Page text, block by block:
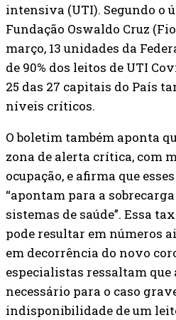
intensiva (UTI). Segundo o
Fundação Oswaldo Cruz
março, 13 unidades da
de 90% dos leitos de UTI
25 das 27 capitais do País
níveis críticos.
O boletim também aponta
zona de alerta crítica, com
ocupação, e afirma que
“apontam para a
sistemas de saúde”. Essa
pode resultar em números
em decorrência do novo
especialistas ressaltam
necessário para o caso
indisponibilidade de um